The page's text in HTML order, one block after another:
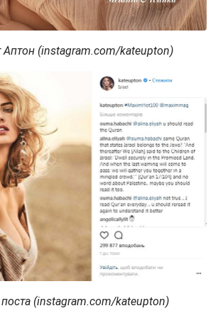
Аптон (instagram.com/kateupton)
(instagram.com/kateupton)